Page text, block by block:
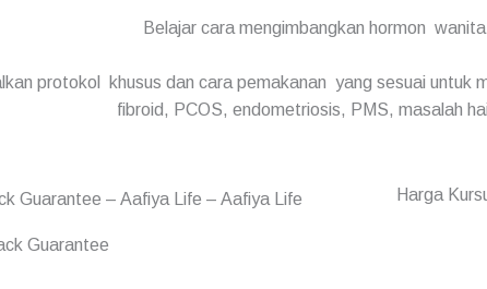
Belajar cara mengimbangkan hormon
protokol khusus dan cara pemakanan yang sesuai untuk
fibroid, PCOS, endometriosis, PMS, masalah
Guarantee
Harga